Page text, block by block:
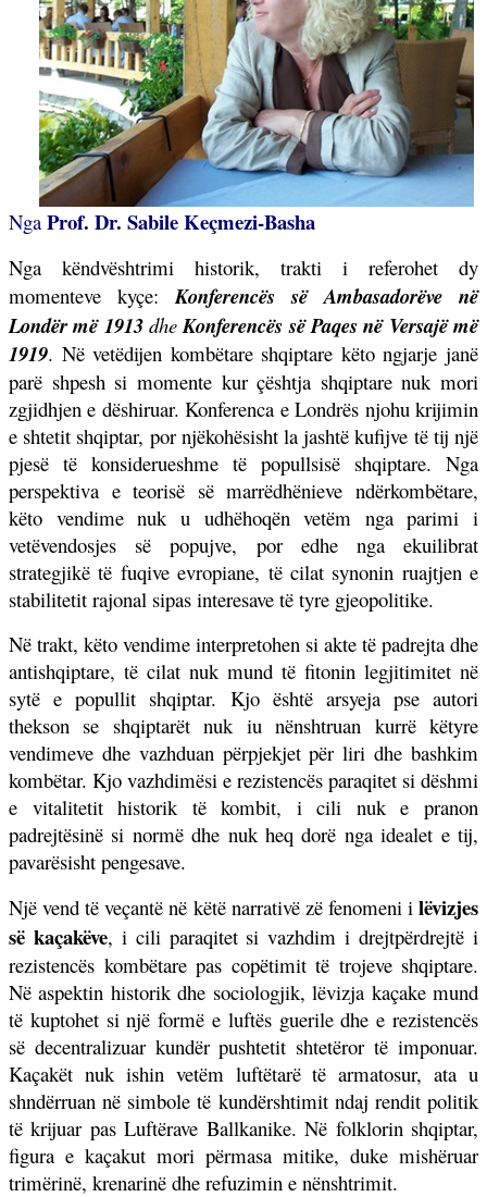
Nga Prof. Dr. Sabile Keçmezi-Basha
Nga këndvështrimi historik, trakti i referohet dy
momenteve kyçe: Konferencës së Ambasadorëve në
Londër më 1913 dhe Konferencës së Paqes në Versajë më
1919. Në vetëdijen kombëtare shqiptare këto ngjarje janë
parë shpesh si momente kur çështja shqiptare nuk mori
zgjidhjen e dëshiruar. Konferenca e Londrës njohu krijimin
e shtetit shqiptar, por njëkohësisht la jashtë kufijve të tij një
pjesë të konsiderueshme të popullsisë shqiptare. Nga
perspektiva e teorisë së marrëdhënieve ndërkombëtare,
këto vendime nuk u udhëhoqën vetëm nga parimi i
vetëvendosjes së popujve, por edhe nga ekuilibrat
strategjikë të fuqive evropiane, të cilat synonin ruajtjen e
stabilitetit rajonal sipas interesave të tyre gjeopolitike.
Në trakt, këto vendime interpretohen si akte të padrejta dhe
antishqiptare, të cilat nuk mund të fitonin legjitimitet në
sytë e popullit shqiptar. Kjo është arsyeja pse autori
thekson se shqiptarët nuk iu nënshtruan kurrë këtyre
vendimeve dhe vazhduan përpjekjet për liri dhe bashkim
kombëtar. Kjo vazhdimësi e rezistencës paraqitet si dëshmi
e vitalitetit historik të kombit, i cili nuk e pranon
padrejtësinë si normë dhe nuk heq dorë nga idealet e tij,
pavarësisht pengesave.
Një vend të veçantë në këtë narrativë zë fenomeni i lëvizjes
së kaçakëve, i cili paraqitet si vazhdim i drejtpërdrejtë i
rezistencës kombëtare pas copëtimit të trojeve shqiptare.
Në aspektin historik dhe sociologjik, lëvizja kaçake mund
të kuptohet si një formë e luftës guerile dhe e rezistencës
së decentralizuar kundër pushtetit shtetëror të imponuar.
Kaçakët nuk ishin vetëm luftëtarë të armatosur, ata u
shndërruan në simbole të kundërshtimit ndaj rendit politik
të krijuar pas Luftërave Ballkanike. Në folklorin shqiptar,
figura e kaçakut mori përmasa mitike, duke mishëruar
trimërinë, krenarinë dhe refuzimin e nënshtrimit.